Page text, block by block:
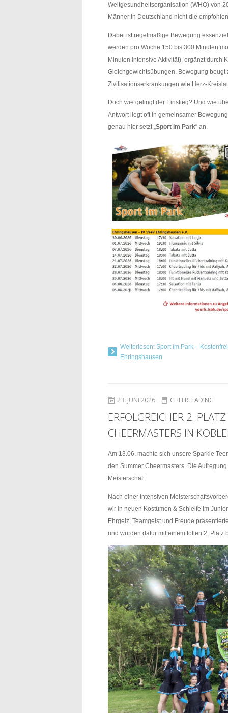
Weltgesundheitsorganisation (WHO) von
Männer in Deutschland nicht die
Dabei ist regelmäßige Bewegung
werden pro Woche 150 bis 300 Minuten
Minuten intensive Aktivität), ergänzt durch
Gleichgewichtsübungen. Bewegung
Zivilisationserkrankungen wie Herz-
Doch wie gelingt der Einstieg? Und wie
Antwort liegt oft in gemeinsamer
genau hier setzt „Sport im Park“ an.
Weiterlesen: Sport im Park –
Ehringshausen
23. JUNI 2026 CHEERLEADING
ERFOLGREICHER 2.
CHEERMASTERS IN
Am 13.06. machte sich unsere Sparkle
den Summer Cheermasters. Die
Meisterschaft.
Nach einer intensiven
wir in neuen Kostümen & Schleife im
Ehrgeiz, Teamgeist und Freude
und wurden dafür mit einem tollen 2. Platz